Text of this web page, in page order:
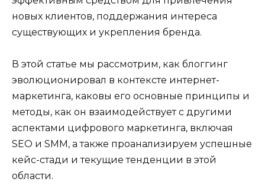
новых клиентов, поддержания интереса
существующих и укрепления бренда.
В этой статье мы рассмотрим, как блоггинг
эволюционировал в контексте интернет-
маркетинга, каковы его основные принципы и
методы, как он взаимодействует с другими
аспектами цифрового маркетинга, включая
SEO и SMM, а также проанализируем успешные
кейс-стади и текущие тенденции в этой
области.